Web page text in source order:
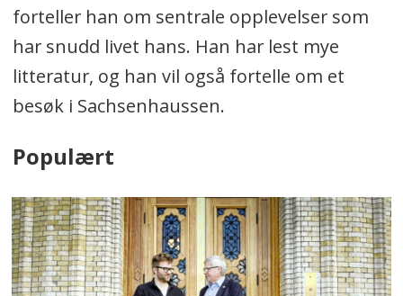
forteller han om sentrale opplevelser som
har snudd livet hans. Han har lest mye
litteratur, og han vil også fortelle om et
besøk i Sachsenhaussen.
Populært